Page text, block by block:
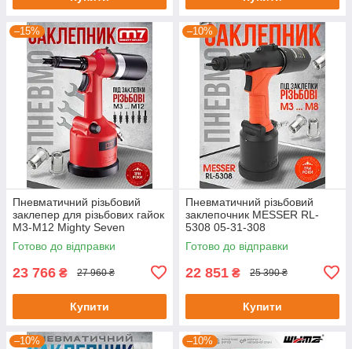
–15%
Пневматичний різьбовий
заклепер для різьбових гайок
М3-М12 Mighty Seven
Готово до відправки
23 766 ₴ 27 960 ₴
Купити
–10%
Пневматичний різьбовий
заклепочник MESSER RL-
5308 05-31-308
Готово до відправки
22 851 ₴ 25 390 ₴
Купити
–10% –10%